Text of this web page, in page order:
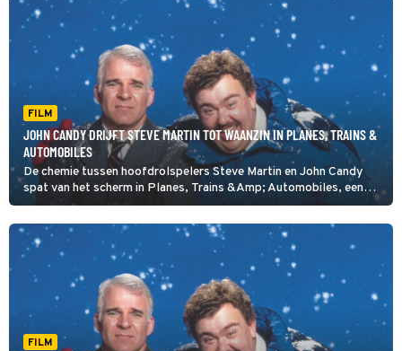
FILM
JOHN CANDY DRIJFT STEVE MARTIN TOT WAANZIN IN PLANES, TRAINS &
AUTOMOBILES
De chemie tussen hoofdrolspelers Steve Martin en John Candy
spat van het scherm in Planes, Trains &Amp; Automobiles, een
vlotte komedie van John Hughes (The Breakfast Club).
FILM